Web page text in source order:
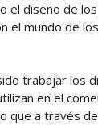
el diseño de
el mundo de los
trabajar los
en el
que a través